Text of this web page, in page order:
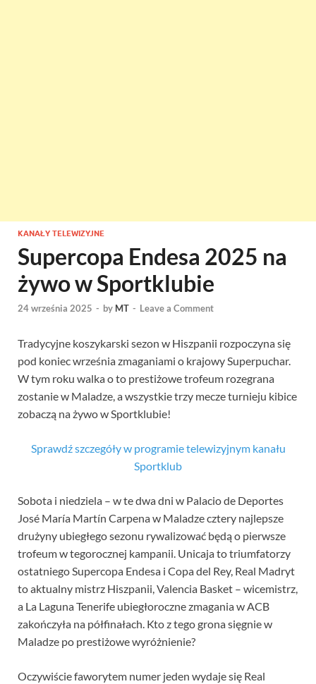
KANAŁY TELEWIZYJNE
Supercopa Endesa 2025 na
żywo w Sportklubie
24 września 2025 - by MT - Leave a Comment
Tradycyjne koszykarski sezon w Hiszpanii rozpoczyna się
pod koniec września zmaganiami o krajowy Superpuchar.
W tym roku walka o to prestiżowe trofeum rozegrana
zostanie w Maladze, a wszystkie trzy mecze turnieju kibice
zobaczą na żywo w Sportklubie!
Sprawdź szczegóły w programie telewizyjnym kanału
Sportklub
Sobota i niedziela – w te dwa dni w Palacio de Deportes
José María Martín Carpena w Maladze cztery najlepsze
drużyny ubiegłego sezonu rywalizować będą o pierwsze
trofeum w tegorocznej kampanii. Unicaja to triumfatorzy
ostatniego Supercopa Endesa i Copa del Rey, Real Madryt
to aktualny mistrz Hiszpanii, Valencia Basket – wicemistrz,
a La Laguna Tenerife ubiegłoroczne zmagania w ACB
zakończyła na półfinałach. Kto z tego grona sięgnie w
Maladze po prestiżowe wyróżnienie?
Oczywiście faworytem numer jeden wydaje się Real